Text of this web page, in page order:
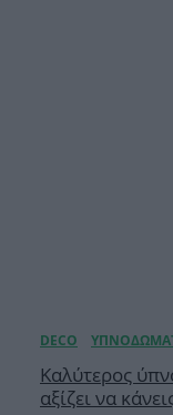
Καλύτερος
αξίζει να